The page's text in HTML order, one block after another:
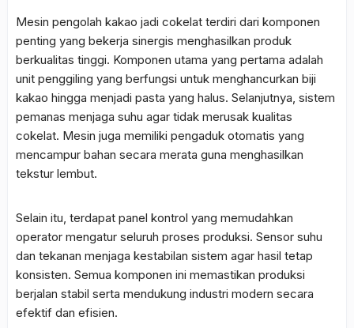
Mesin pengolah kakao jadi cokelat terdiri dari komponen
penting yang bekerja sinergis menghasilkan produk
berkualitas tinggi. Komponen utama yang pertama adalah
unit penggiling yang berfungsi untuk menghancurkan biji
kakao hingga menjadi pasta yang halus. Selanjutnya, sistem
pemanas menjaga suhu agar tidak merusak kualitas
cokelat. Mesin juga memiliki pengaduk otomatis yang
mencampur bahan secara merata guna menghasilkan
tekstur lembut.
Selain itu, terdapat panel kontrol yang memudahkan
operator mengatur seluruh proses produksi. Sensor suhu
dan tekanan menjaga kestabilan sistem agar hasil tetap
konsisten. Semua komponen ini memastikan produksi
berjalan stabil serta mendukung industri modern secara
efektif dan efisien.